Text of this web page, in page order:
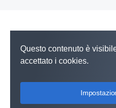
Questo contenuto è
accettato i cookies.